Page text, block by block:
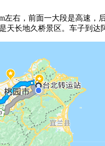
左右，前面一大段是高速
天长地久桥景区。车子到